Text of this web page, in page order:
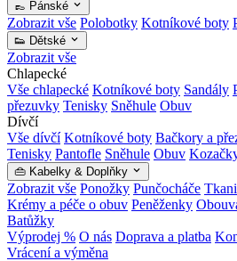
👞 Pánské
Zobrazit vše Polobotky Kotníkové boty
👟 Dětské
Zobrazit vše
Chlapecké
Vše chlapecké Kotníkové boty Sandály
přezuvky Tenisky Sněhule Obuv
Dívčí
Vše dívčí Kotníkové boty Bačkory a
Tenisky Pantofle Sněhule Obuv
👜 Kabelky & Doplňky
Zobrazit vše Ponožky Punčocháče
Krémy a péče o obuv Peněženky
Batůžky
Výprodej % O nás Doprava a platba
Vrácení a výměna